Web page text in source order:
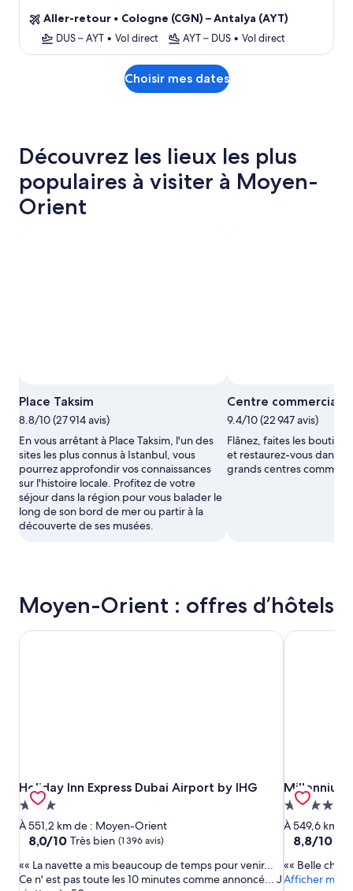
Aller-retour • Cologne (CGN) – Antalya (AYT)
DUS – AYT • Vol direct AYT – DUS • Vol direct
Choisir mes dates
Découvrez les lieux les plus
populaires à visiter à Moyen-
Orient
Place Taksim
8.8/10 (27 914 avis)
En vous arrêtant à Place Taksim, l'un des
sites les plus connus à Istanbul, vous
pourrez approfondir vos connaissances
sur l'histoire locale. Profitez de votre
séjour dans la région pour vous balader le
long de son bord de mer ou partir à la
découverte de ses musées.
Centre commercial
9.4/10 (22 947 avis)
Flânez, faites les
et restaurez-vous dans
grands centres
Moyen-Orient : offres d’hôtels
Holiday Inn Express Dubai Airport by IHG
Holiday Inn Express Dubai Airport by IHG
Hébergement
3.0 étoiles
À 551,2 km de : Moyen-Orient
8.0
10,
Très
8,0/10 Très bien (1 396 avis)
« La navette a mis beaucoup de temps pour venir...
Ce n' est pas toute les 10 minutes comme annoncé... J
Holiday Inn Express Dubai Airport by IHG
Millennium
Millennium
4.0 étoiles
À 549,6 km
8.8
10,
Excellent,
8,8/10
« Belle
Afficher
Millennium